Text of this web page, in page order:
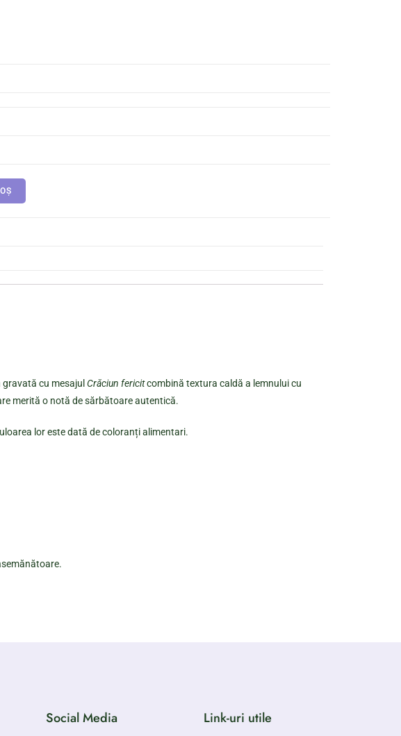
cu mesajul Crăciun fericitcombină textura caldă a lemnului cu
merită o notă de sărbătoare autentică.
lor este dată de coloranți alimentari.
Social Media Link-uri utile